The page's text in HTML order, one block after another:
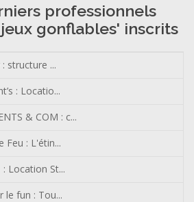
professionnels
gonflables' inscrits
structure ...
: Locatio...
& COM : c...
Feu : L'étin...
Location St...
le fun : Tou...